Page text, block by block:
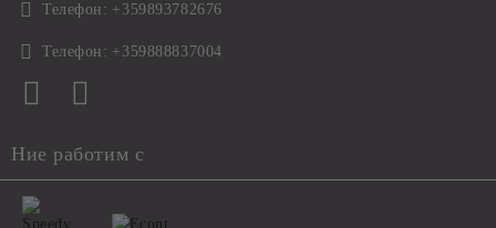
Телефон: +359893782676
Телефон: +359888837004
Ние работим с